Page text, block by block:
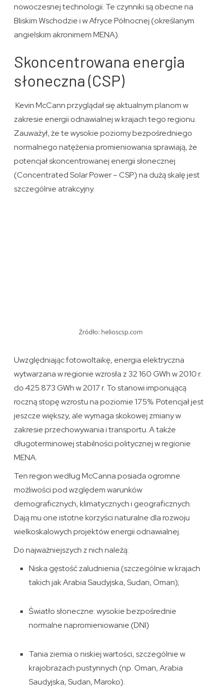
nowoczesnej technologii. Te czynniki są obecne na
Bliskim Wschodzie i w Afryce Północnej (określanym
angielskim akronimem MENA).
Skoncentrowana energia
słoneczna (CSP)
Kevin McCann przyglądał się aktualnym planom w
zakresie energii odnawialnej w krajach tego regionu.
Zauważył, że ​​te wysokie poziomy bezpośredniego
normalnego natężenia promieniowania sprawiają, że
potencjał skoncentrowanej energii słonecznej
(Concentrated Solar Power – CSP) na dużą skalę jest
szczególnie atrakcyjny.
Żródło: helioscsp.com
Uwzględniając fotowoltaikę, energia elektryczna
wytwarzana w regionie wzrosła z 32 160 GWh w 2010 r.
do 425 873 GWh w 2017 r. To stanowi imponującą
roczną stopę wzrostu na poziomie 175%. Potencjał jest
jeszcze większy, ale wymaga skokowej zmiany w
zakresie przechowywania i transportu. A także
długoterminowej stabilności politycznej w regionie
MENA.
Ten region według McCanna posiada ogromne
możliwości pod względem warunków
demograficznych, klimatycznych i geograficznych.
Dają mu one istotne korzyści naturalne dla rozwoju
wielkoskalowych projektów energii odnawialnej.
Do najważniejszych z nich należą:
Niska gęstość zaludnienia (szczególnie w krajach
takich jak Arabia Saudyjska, Sudan, Oman);
Światło słoneczne: wysokie bezpośrednie
normalne napromieniowanie (DNI)
Tania ziemia o niskiej wartości, szczególnie w
krajobrazach pustynnych (np. Oman, Arabia
Saudyjska, Sudan, Maroko).